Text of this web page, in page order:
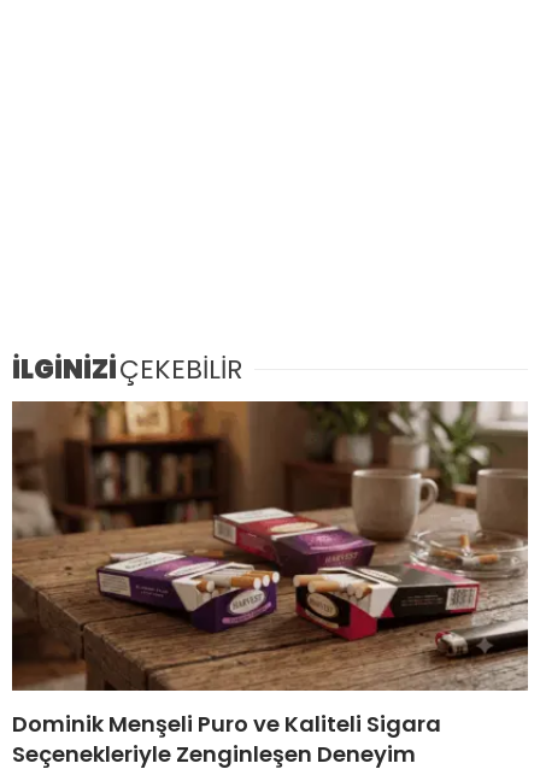
İLGİNİZİÇEKEBİLİR
Dominik Menşeli Puro ve Kaliteli Sigara
Seçenekleriyle Zenginleşen Deneyim